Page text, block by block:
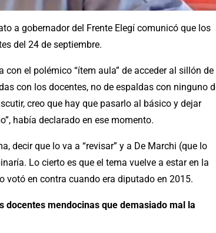
a gobernador del Frente Elegí comunicó que los
del 24 de septiembre.
el polémico “ítem aula” de acceder al sillón de
con los docentes, no de espaldas con ninguno
creo que hay que pasarlo al básico y dejar
había declarado en ese momento.
decir que lo va a “revisar” y a De Marchi (que lo
Lo cierto es que el tema vuelve a estar en la
votó en contra cuando era diputado en 2015.
docentes mendocinas que demasiado mal la